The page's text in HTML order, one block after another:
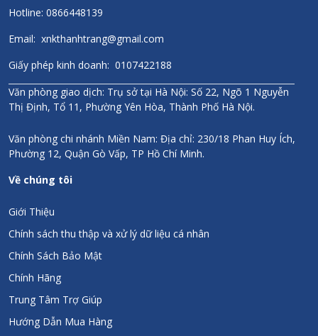
Hotline: 0866448139
Email: xnkthanhtrang@gmail.com
Giấy phép kinh doanh: 0107422188
Văn phòng giao dịch: Trụ sở tại Hà Nội: Số 22, Ngõ 1 Nguyễn
Thị Định, Tổ 11, Phường Yên Hòa, Thành Phố Hà Nội.
Văn phòng chi nhánh Miền Nam: Địa chỉ: 230/18 Phan Huy Ích,
Phường 12, Quận Gò Vấp, TP Hồ Chí Minh.
Về chúng tôi
Giới Thiệu
Chính sách thu thập và xử lý dữ liệu cá nhân
Chính Sách Bảo Mật
Chính Hãng
Trung Tâm Trợ Giúp
Hướng Dẫn Mua Hàng